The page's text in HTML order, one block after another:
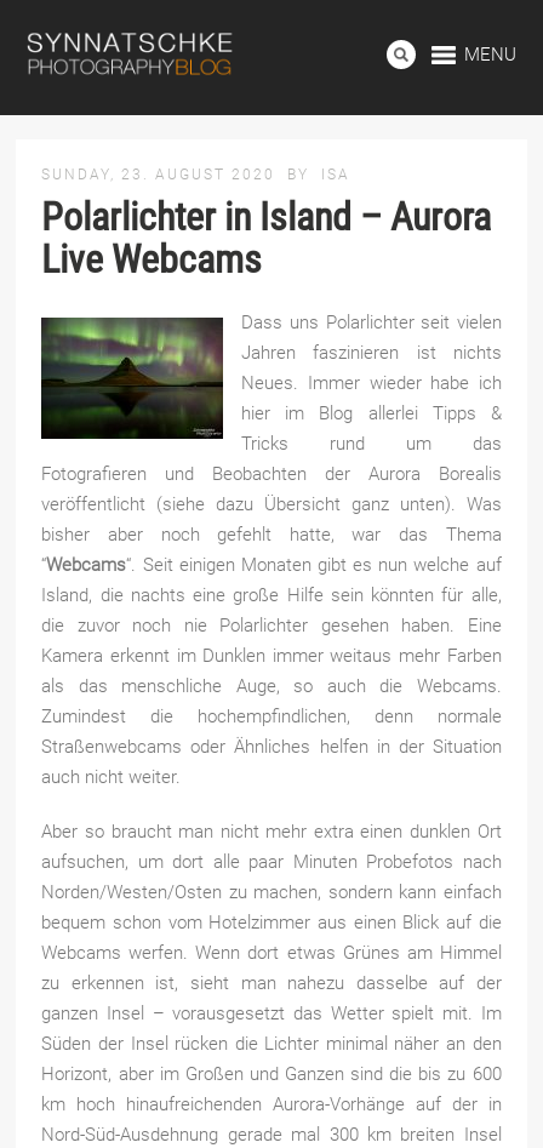
MENU
SUNDAY, 23. AUGUST 2020 BY ISA
Polarlichter in Island – Aurora
Live Webcams
Dass uns Polarlichter seit vielen
Jahren faszinieren ist nichts
Neues. Immer wieder habe ich
hier im Blog allerlei Tipps &
Tricks rund um das
Fotografieren und Beobachten der Aurora Borealis
veröffentlicht (siehe dazu Übersicht ganz unten). Was
bisher aber noch gefehlt hatte, war das Thema
“Webcams“. Seit einigen Monaten gibt es nun welche auf
Island, die nachts eine große Hilfe sein könnten für alle,
die zuvor noch nie Polarlichter gesehen haben. Eine
Kamera erkennt im Dunklen immer weitaus mehr Farben
als das menschliche Auge, so auch die Webcams.
Zumindest die hochempfindlichen, denn normale
Straßenwebcams oder Ähnliches helfen in der Situation
auch nicht weiter.
Aber so braucht man nicht mehr extra einen dunklen Ort
aufsuchen, um dort alle paar Minuten Probefotos nach
Norden/Westen/Osten zu machen, sondern kann einfach
bequem schon vom Hotelzimmer aus einen Blick auf die
Webcams werfen. Wenn dort etwas Grünes am Himmel
zu erkennen ist, sieht man nahezu dasselbe auf der
ganzen Insel – vorausgesetzt das Wetter spielt mit. Im
Süden der Insel rücken die Lichter minimal näher an den
Horizont, aber im Großen und Ganzen sind die bis zu 600
km hoch hinaufreichenden Aurora-Vorhänge auf der in
Nord-Süd-Ausdehnung gerade mal 300 km breiten Insel